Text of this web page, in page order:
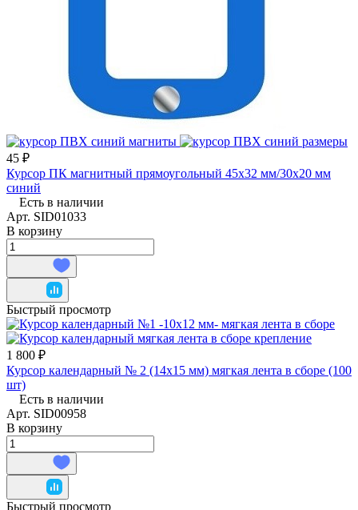
45 ₽
Курсор ПК магнитный прямоугольный 45х32 мм/30х20 мм
синий
Есть в наличии
Арт. SID01033
В корзину
Быстрый просмотр
1 800 ₽
Курсор календарный № 2 (14x15 мм) мягкая лента в сборе (100
шт)
Есть в наличии
Арт. SID00958
В корзину
Быстрый просмотр